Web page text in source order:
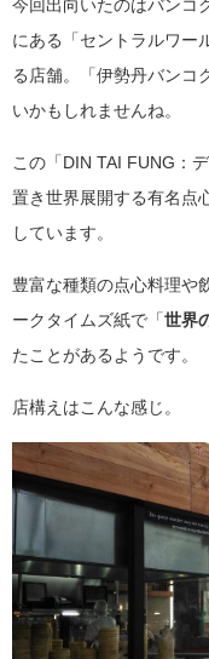
今回出向いたのはバンコ
にある「セントラルワー
る店舗。「伊勢丹バンコ
いかもしれませんね。
この「DIN TAI FUNG：
置き世界展開する有名点
しています。
豊富な種類の点心料理や
ークタイムズ紙で「世界
たことがあるようです。
店構えはこんな感じ。